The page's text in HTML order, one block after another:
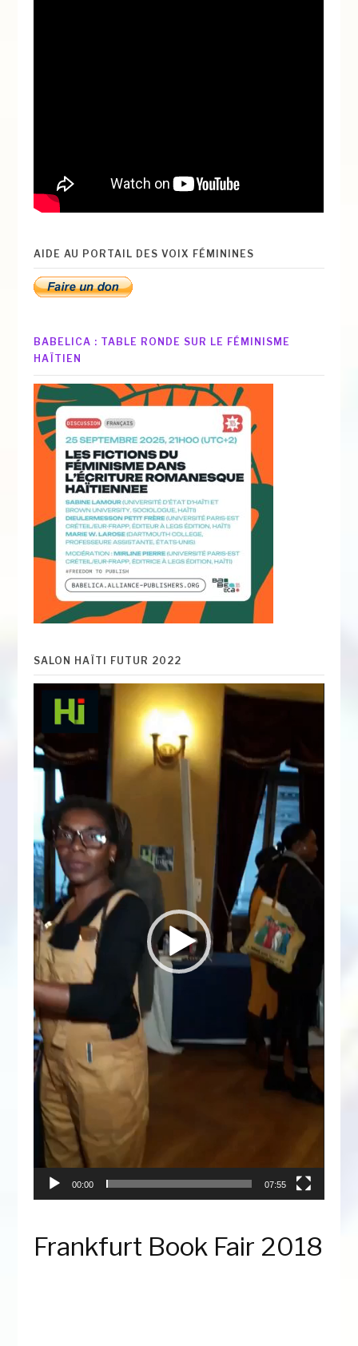
AIDE AU PORTAIL DES VOIX FÉMININES
BABELICA : TABLE RONDE SUR LE FÉMINISME
HAÏTIEN
SALON HAÏTI FUTUR 2022
00:00 07:55
Frankfurt Book Fair 2018